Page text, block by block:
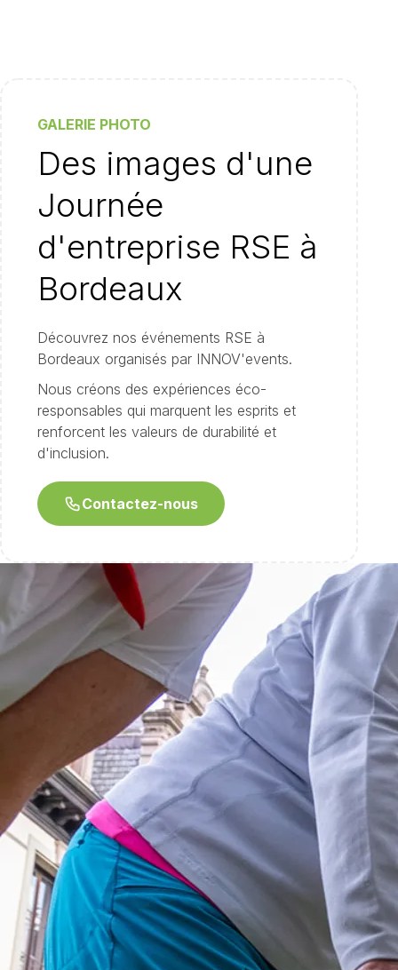
GALERIE PHOTO
Des images d'une
Journée
d'entreprise RSE à
Bordeaux
Découvrez nos événements RSE à
Bordeaux organisés par INNOV'events.
Nous créons des expériences éco-
responsables qui marquent les esprits et
renforcent les valeurs de durabilité et
d'inclusion.
Contactez-nous